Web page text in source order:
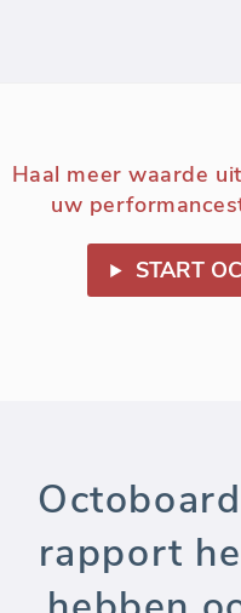
Haal meer waarde
uw
START
rapport